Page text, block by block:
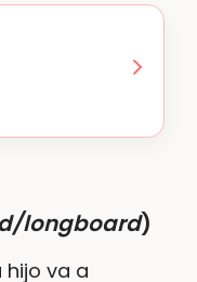
longboard)
hijo va a